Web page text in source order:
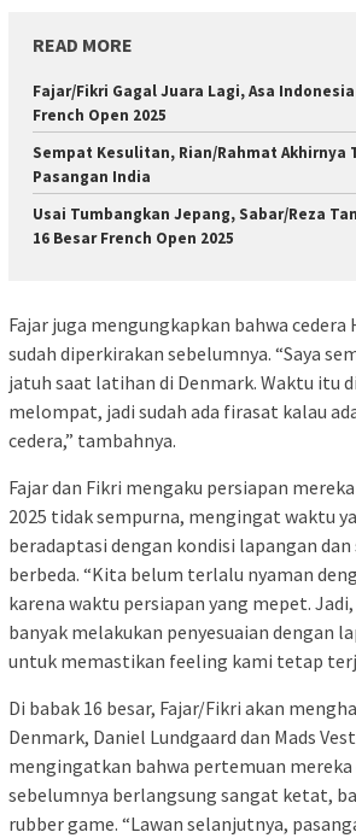
READ MORE
Fajar/Fikri Gagal Juara Lagi, Asa
French Open 2025
Sempat Kesulitan, Rian/Rahmat Akhirnya
Pasangan India
Usai Tumbangkan Jepang, Sabar/Reza
16 Besar French Open 2025
Fajar juga mengungkapkan bahwa cedera
sudah diperkirakan sebelumnya. “Saya
jatuh saat latihan di Denmark. Waktu itu
melompat, jadi sudah ada firasat kalau
cedera,” tambahnya.
Fajar dan Fikri mengaku persiapan
2025 tidak sempurna, mengingat waktu
beradaptasi dengan kondisi lapangan
berbeda. “Kita belum terlalu nyaman
karena waktu persiapan yang mepet.
banyak melakukan penyesuaian dengan
untuk memastikan feeling kami tetap
Di babak 16 besar, Fajar/Fikri akan
Denmark, Daniel Lundgaard dan Mads
mengingatkan bahwa pertemuan mereka
sebelumnya berlangsung sangat ketat,
rubber game. “Lawan selanjutnya,